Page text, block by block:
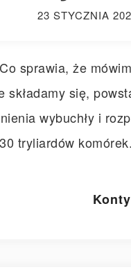
23 STYCZNIA
sprawia, że
składamy się,
wybuchły i
tryliardów komórek.